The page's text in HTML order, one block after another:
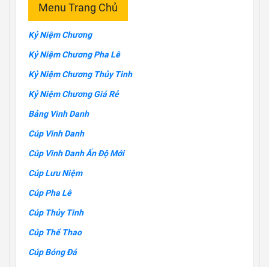
Menu Trang Chủ
Kỷ Niệm Chương
Kỷ Niệm Chương Pha Lê
Kỷ Niệm Chương Thủy Tinh
Kỷ Niệm Chương Giá Rẻ
Bảng Vinh Danh
Cúp Vinh Danh
Cúp Vinh Danh Ấn Độ Mới
Cúp Lưu Niệm
Cúp Pha Lê
Cúp Thủy Tinh
Cúp Thể Thao
Cúp Bóng Đá